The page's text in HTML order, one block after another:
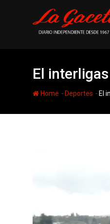
El
Home - Deportes - El